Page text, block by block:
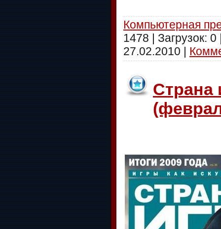
Компьютерная
1478 | Загрузок:
27.02.2010 |
Страна